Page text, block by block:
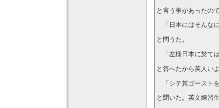
と言う事があったの
「日本にはそんな
と問うた。
「左様日本に於て
と答へたから英人い
「シテ其ゴースト
と聞いた。英文練習